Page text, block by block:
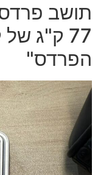
תושב
77 ק"ג
הפרדס"